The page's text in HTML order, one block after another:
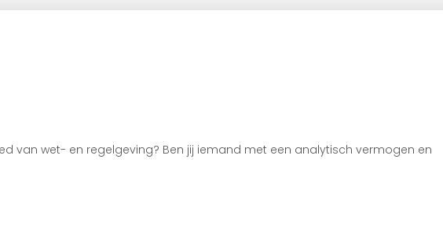
van wet- en regelgeving? Ben jij iemand met een analytisch vermogen en